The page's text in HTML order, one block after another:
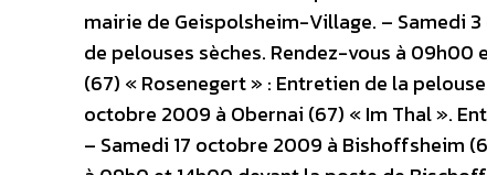
mairie de Geispolsheim-Village. – Samedi
de pelouses sèches. Rendez-vous à 09h00
(67) « Rosenegert » : Entretien de la
octobre 2009 à Obernai (67) « Im Thal ».
– Samedi 17 octobre 2009 à Bishoffsheim